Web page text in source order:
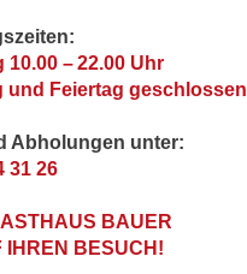
10.00–22.00 Uhr
und Feiertag geschlossen
Abholungen unter:
31 26
BAUER
IHREN BESUCH!